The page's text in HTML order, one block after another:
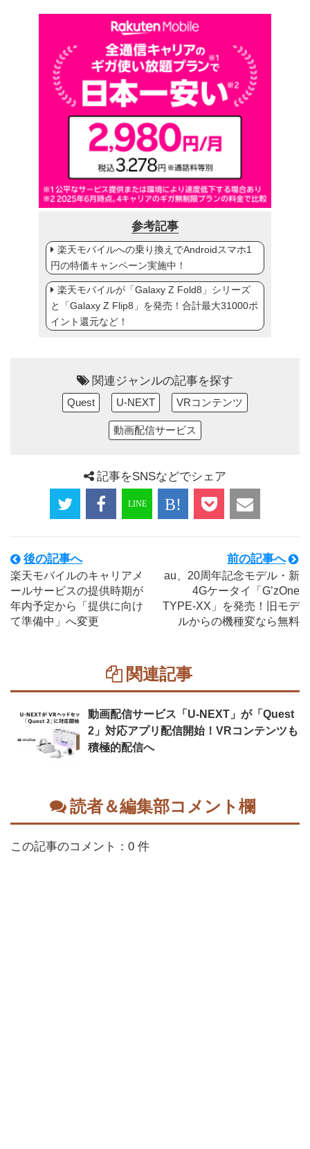
参考記事
楽天モバイルへの乗り換えでAndroidスマホ1
円の特価キャンペーン実施中！
楽天モバイルが「Galaxy Z Fold8」シリーズ
と「Galaxy Z Flip8」を発売！合計最大31000ポ
イント還元など！
関連ジャンルの記事を探す
Quest U-NEXT VRコンテンツ
動画配信サービス
記事をSNSなどでシェア
後の記事へ
楽天モバイルのキャリアメ
ールサービスの提供時期が
年内予定から「提供に向け
て準備中」へ変更
前の記事へ
au、20周年記念モデル・新
4Gケータイ「G’zOne
TYPE-XX」を発売！旧モデ
ルからの機種変なら無料
関連記事
動画配信サービス「U-NEXT」が「Quest
2」対応アプリ配信開始！VRコンテンツも
積極的配信へ
読者＆編集部コメント欄
この記事のコメント：0 件